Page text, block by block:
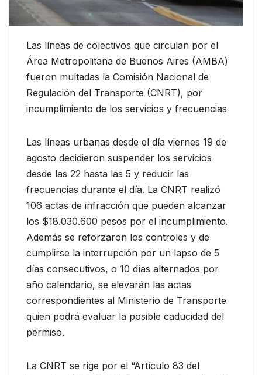
Las líneas de colectivos que circulan por el
Área Metropolitana de Buenos Aires (AMBA)
fueron multadas la Comisión Nacional de
Regulación del Transporte (CNRT), por
incumplimiento de los servicios y frecuencias
Las líneas urbanas desde el día viernes 19 de
agosto decidieron suspender los servicios
desde las 22 hasta las 5 y reducir las
frecuencias durante el día. La CNRT realizó
106 actas de infracción que pueden alcanzar
los $18.030.600 pesos por el incumplimiento.
Además se reforzaron los controles y de
cumplirse la interrupción por un lapso de 5
días consecutivos, o 10 días alternados por
año calendario, se elevarán las actas
correspondientes al Ministerio de Transporte
quien podrá evaluar la posible caducidad del
permiso.
La CNRT se rige por el “Artículo 83 del